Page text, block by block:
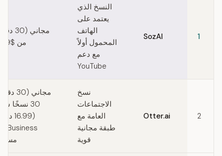
1
SozAI
النسخ الذي
يعتمد على
الهاتف
المحمول أولاً
مع دعم
YouTube
من $44.99 سنويًا
2
Otter.ai
نسخ
الاجتماعات
العامة مع
طبقة مجانية
قوية
مجاني